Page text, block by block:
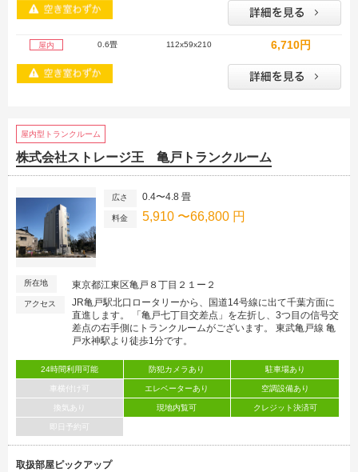
屋内 0.6畳 112x59x210 6,710円
屋内型トランクルーム
株式会社ストレージ王 亀戸トランクルーム
広さ 0.4〜4.8 畳
料金 5,910 〜66,800 円
所在地 東京都江東区亀戸８丁目２１ー２
アクセス
JR亀戸駅北口ロータリーから、国道14号線に出て千葉方面に
直進します。 「亀戸七丁目交差点」を左折し、3つ目の信号交
差点の右手側にトランクルームがございます。 東武亀戸線 亀
戸水神駅より徒歩1分です。
24時間利用可能 防犯カメラあり 駐車場あり
車横付け可 エレベーターあり 空調設備あり
換気あり 現地内覧可 クレジット決済可
即日予約可
取扱部屋ピックアップ